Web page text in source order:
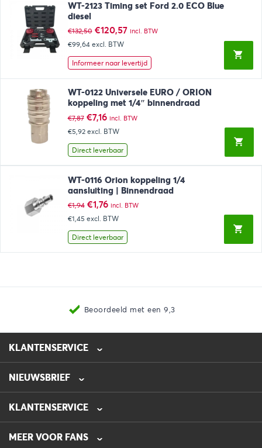
WT-2123 Timing set Ford 2.0 ECO Blue
diesel
€132,50 Oorspronkelijke
prijs
was:
€132,50.
€120,57Huidige
€120,57.
incl. BTW
€99,64 excl. BTW
Informeer naar levertijd
WT-0122 Universele EURO / ORION
koppeling met 1/4″ binnendraad
€7,87 Oorspronkelijke
prijs
was:
€7,87.
€7,16Huidige
prijs
is:
€7,16.
incl. BTW
€5,92 excl. BTW
Direct leverbaar
WT-0116 Orion koppeling 1/4
aansluiting | Binnendraad
€1,94 Oorspronkelijke
prijs
was:
€1,94.
€1,76Huidige
prijs
is:
€1,76.
incl. BTW
€1,45 excl. BTW
Direct leverbaar
Beoordeeld met een 9,3
KLANTENSERVICE
0475-218632
info@automotive-line.nl
NIEUWSBRIEF
KLANTENSERVICE
Bestellen
Betalen
MEER VOOR FANS